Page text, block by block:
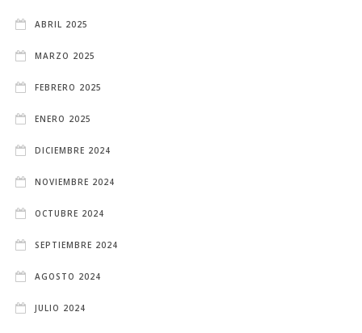
ABRIL 2025
MARZO 2025
FEBRERO 2025
ENERO 2025
DICIEMBRE 2024
NOVIEMBRE 2024
OCTUBRE 2024
SEPTIEMBRE 2024
AGOSTO 2024
JULIO 2024